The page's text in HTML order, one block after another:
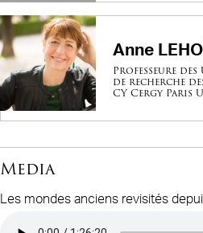
Anne
Professeure
de recherche
CY Cergy Paris
Media
Les mondes anciens revisités